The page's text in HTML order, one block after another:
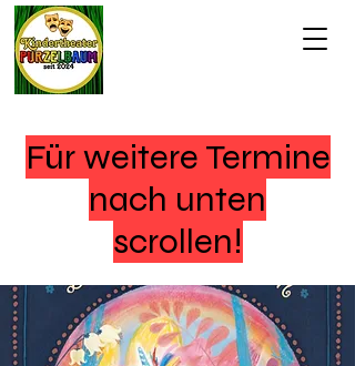
Für weitere Termine
nach unten
scrollen!